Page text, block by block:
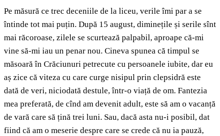
Pe măsură ce trec deceniile de la liceu, verile îmi par a se
întinde tot mai puțin. După 15 august, diminețile și serile sînt
mai răcoroase, zilele se scurtează palpabil, aproape că-mi
vine să-mi iau un penar nou. Cineva spunea că timpul se
măsoară în Crăciunuri petrecute cu persoanele iubite, dar eu
aș zice că viteza cu care curge nisipul prin clepsidră este
dată de veri, niciodată destule, într-o viață de om. Fantezia
mea preferată, de cînd am devenit adult, este să am o vacanță
de vară care să țină trei luni. Sau, dacă asta nu-i posibil, dat
fiind că am o meserie despre care se crede că nu ia pauză,